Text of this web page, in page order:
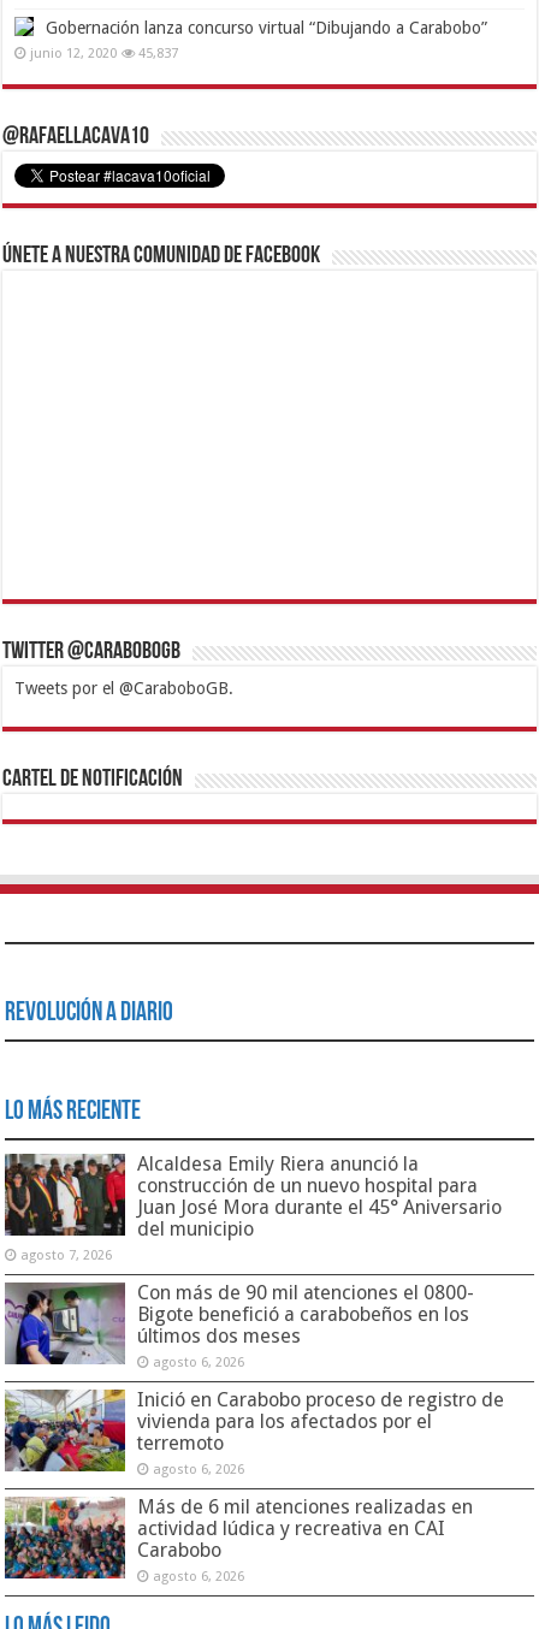
Gobernación lanza concurso virtual “Dibujando a Carabobo”
junio 12, 2020 45,837
@RafaelLacava10
Únete a nuestra comunidad de Facebook
Twitter @CaraboboGB
Tweets por el @CaraboboGB.
1xbetBetturkeyBetistKralbetSupertotobetTipobetMatadorbetMariobet
https://mvbcasino.com/
Cartel de Notificación
Revolución a Diario
Lo Más Reciente
Alcaldesa Emily Riera anunció la
construcción de un nuevo hospital para
Juan José Mora durante el 45° Aniversario
del municipio
agosto 7, 2026
Con más de 90 mil atenciones el 0800-
Bigote benefició a carabobeños en los
últimos dos meses
agosto 6, 2026
Inició en Carabobo proceso de registro de
vivienda para los afectados por el
terremoto
agosto 6, 2026
Más de 6 mil atenciones realizadas en
actividad lúdica y recreativa en CAI
Carabobo
agosto 6, 2026